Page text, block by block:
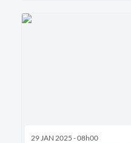
29 JAN 2025 - 08h00